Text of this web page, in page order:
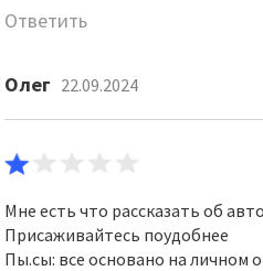
Ответить
Олег 22.09.2024
Мне есть что рассказать об
Присаживайтесь поудобнее
Пы.сы: все основано на личном